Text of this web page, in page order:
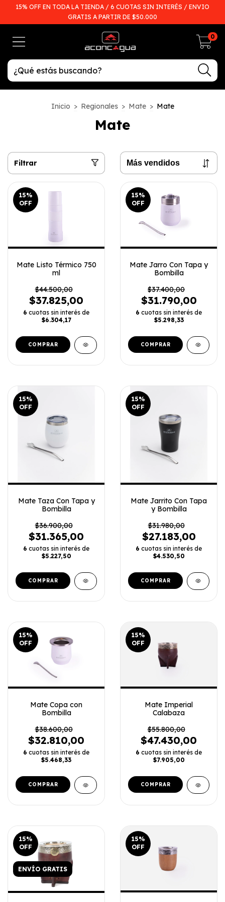
15% OFF EN TODA LA TIENDA / 6 CUOTAS SIN INTERÉS / ENVIO
GRATIS A PARTIR DE $50.000
0
Inicio > Regionales > Mate > Mate
Mate
Filtrar
15%
OFF
Mate Listo Térmico 750
ml
$44.500,00
$37.825,00
6 cuotas sin interés de
$6.304,17
COMPRAR
15%
OFF
Mate Jarro Con Tapa y
Bombilla
$37.400,00
$31.790,00
6 cuotas sin interés de
$5.298,33
COMPRAR
15%
OFF
Mate Taza Con Tapa y
Bombilla
$36.900,00
$31.365,00
6 cuotas sin interés de
$5.227,50
COMPRAR
15%
OFF
Mate Jarrito Con Tapa
y Bombilla
$31.980,00
$27.183,00
6 cuotas sin interés de
$4.530,50
COMPRAR
15%
OFF
Mate Copa con
Bombilla
$38.600,00
$32.810,00
6 cuotas sin interés de
$5.468,33
COMPRAR
15%
OFF
Mate Imperial
Calabaza
$55.800,00
$47.430,00
6 cuotas sin interés de
$7.905,00
COMPRAR
15%
OFF
ENVÍO GRATIS
15%
OFF